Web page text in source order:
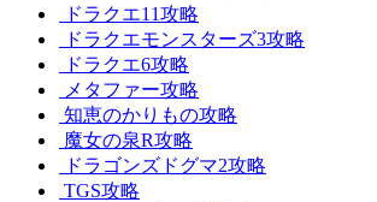
ドラクエ11攻略
ドラクエモンスターズ3攻略
ドラクエ6攻略
メタファー攻略
知恵のかりもの攻略
魔女の泉R攻略
ドラゴンズドグマ2攻略
TGS攻略